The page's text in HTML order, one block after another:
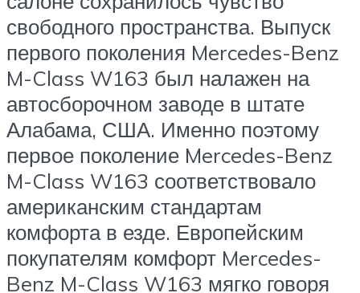
свободного пространства. Выпуск
первого поколения Mercedes-Benz
M-Class W163 был налажен на
автосборочном заводе в штате
Алабама, США. Именно поэтому
первое поколение Mercedes-Benz
M-Class W163 соответствовало
американским стандартам
комфорта в езде. Европейским
покупателям комфорт Mercedes-
Benz M-Class W163 мягко говоря